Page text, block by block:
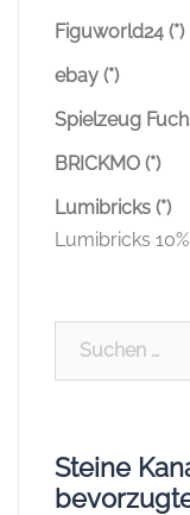
Figuworld24 (*)
ebay (*)
Spielzeug
BRICKMO (*)
Lumibricks (*)
Lumibricks
Steine